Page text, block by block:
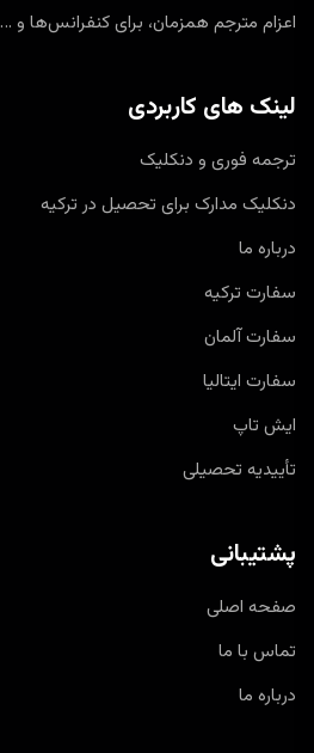
اعزام مترجم همزمان، برای کنفرانس‌ها و …
لینک های کاربردی
ترجمه فوری و دنکلیک
دنکلیک مدارک برای تحصیل در ترکیه
درباره ما
سفارت ترکیه
سفارت آلمان
سفارت ایتالیا
ایش تاپ
تأییدیه تحصیلی
پشتیبانی
صفحه اصلی
تماس با ما
درباره ما